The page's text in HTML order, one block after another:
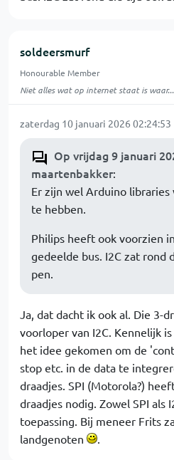
soldeersmurf
Honourable Member
Niet alles wat op internet staat is
zaterdag 10 januari 2026 02:24:53
Op vrijdag 9 januari
maartenbakker:
Er zijn wel Arduino libraries
te hebben.
Philips heeft ook voorzien
gedeelde bus. I2C zat rond
pen.
Ja, dat dacht ik ook al. Die 3-
voorloper van I2C. Kennelijk
het idee gekomen om de
stop etc. in de data te
draadjes. SPI (Motorola?)
draadjes nodig. Zowel SPI als
toepassing. Bij meneer Frits
landgenoten
.